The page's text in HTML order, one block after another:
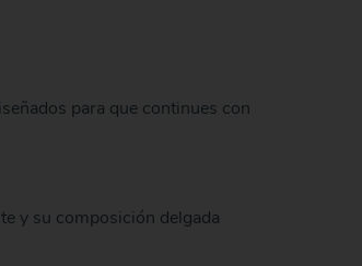
para que continues con
y su composición delgada